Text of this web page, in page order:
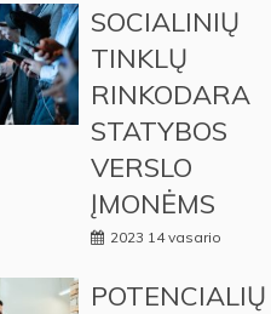
SOCIALINIŲ
TINKLŲ
RINKODARA
STATYBOS
VERSLO
ĮMONĖMS
2023 14 vasario
POTENCIALIŲ